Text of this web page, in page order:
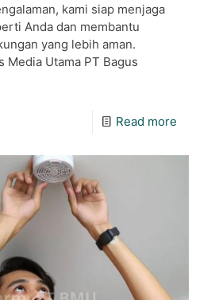
kami siap menjaga
Anda dan membantu
yang lebih aman.
Media Utama PT Bagus
Read more